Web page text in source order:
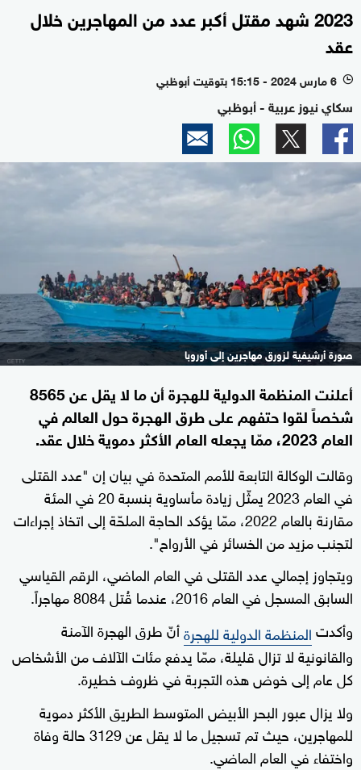
2023 شهد مقتل أكبر عدد من المهاجرين خلال
عقد
l 6 مارس 2024 - 15:15 بتوقيت أبوظبي
سكاي نيوز عربية - أبوظبي
صورة أرشيفية لزورق مهاجرين إلى أوروبا
أعلنت المنظمة الدولية للهجرة أن ما لا يقل عن 8565
شخصاً لقوا حتفهم على طرق الهجرة حول العالم في
العام 2023، ممّا يجعله العام الأكثر دموية خلال عقد.
وقالت الوكالة التابعة للأمم المتحدة في بيان إن "عدد القتلى
في العام 2023 يمثّل زيادة مأساوية بنسبة 20 في المئة
مقارنة بالعام 2022، ممّا يؤكد الحاجة الملحّة إلى اتخاذ إجراءات
لتجنب مزيد من الخسائر في الأرواح".
ويتجاوز إجمالي عدد القتلى في العام الماضي، الرقم القياسي
السابق المسجل في العام 2016، عندما قُتل 8084 مهاجراً.
وأكدتالمنظمة الدولية للهجرةأنّ طرق الهجرة الآمنة
والقانونية لا تزال قليلة، ممّا يدفع مئات الآلاف من الأشخاص
كل عام إلى خوض هذه التجربة في ظروف خطيرة.
ولا يزال عبور البحر الأبيض المتوسط الطريق الأكثر دموية
للمهاجرين، حيث تم تسجيل ما لا يقل عن 3129 حالة وفاة
واختفاء في العام الماضي.